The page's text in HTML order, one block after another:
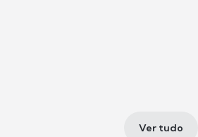
Ver tudo